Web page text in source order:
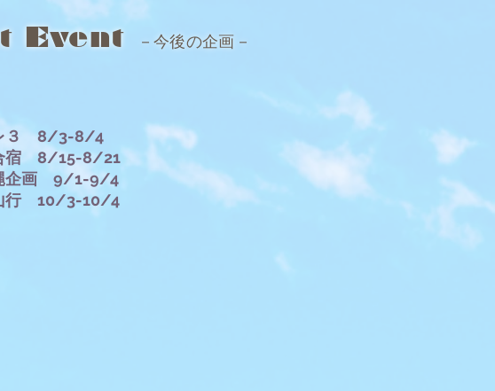
Event －今後の企画－
３ 8/3-8/4
宿 8/15-8/21
企画 9/1-9/4
行 10/3-10/4